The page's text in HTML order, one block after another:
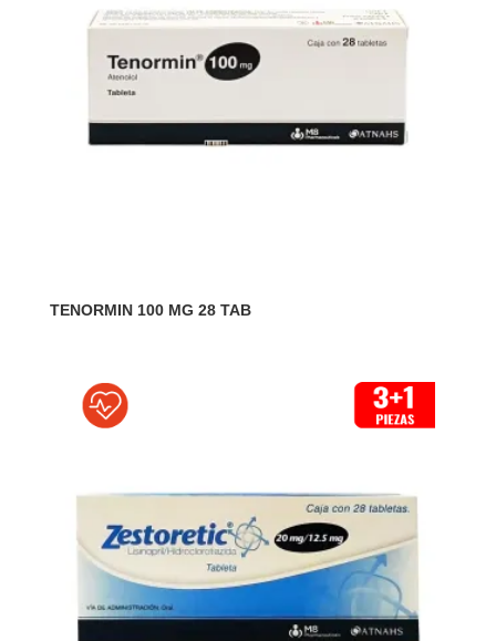
TENORMIN 100 MG 28 TAB